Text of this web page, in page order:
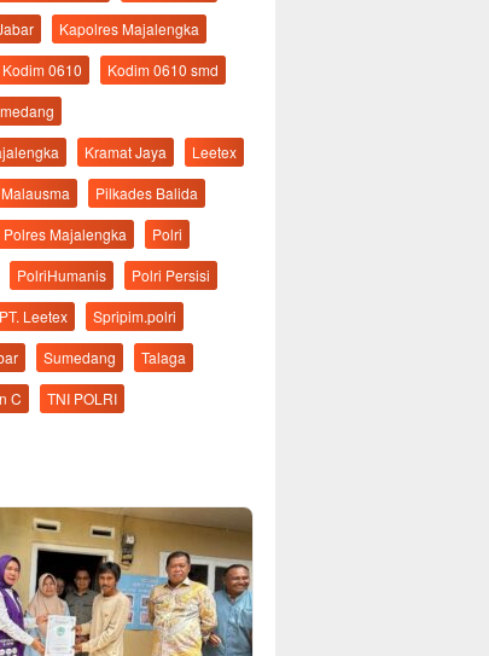
Kapolres Majalengka
Kodim 0610
Kodim 0610 smd
Kramat Jaya
Leetex
Malausma
Pilkades Balida
Polres Majalengka
Polri
PolriHumanis
Polri Persisi
PT. Leetex
Spripim.polri
Sumedang
Talaga
C
TNI POLRI